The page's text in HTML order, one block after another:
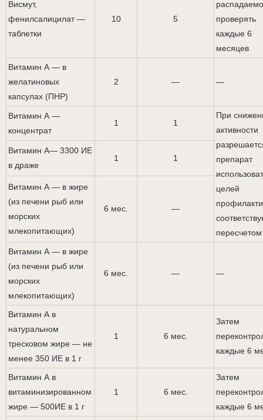
Висмут,
фенилсалицилат —
таблетки
10 5
проверять
каждые 6
месяцев
Витамин А — в
желатиновых
капсулах (ПНР)
2 — —
Витамин А —
концентрат
1 1
При
активности
препарат
целей
пересчетом
Витамин А— 3300 ИЕ
в драже
1 1
Витамин А — в жире
(из печени рыб или
морских
млекопитающих)
6 мес. —
Витамин А — в жире
(из печени рыб или
морских
млекопитающих)
6 мес. — —
Витамин А в
натуральном
тресковом жире — не
менее 350 ИЕ в 1 г
1 6 мес.
Затем
каждые 6
Витамин А в
витаминизированном
жире — 500ИЕ в 1 г
1 6 мес.
Затем
каждые 6